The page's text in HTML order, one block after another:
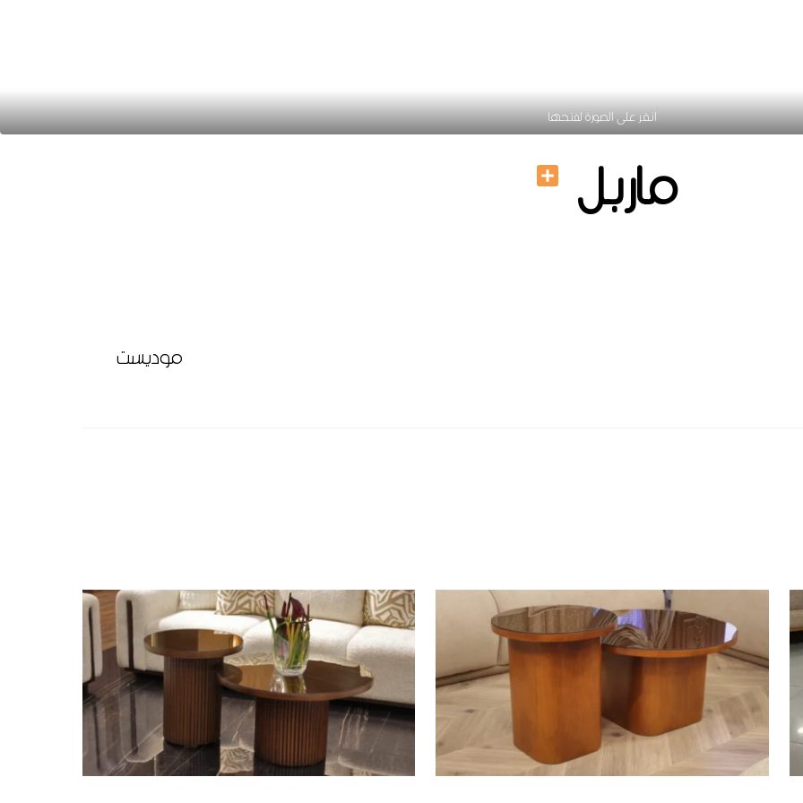
انقر على الصورة لفتحها
ماربل Share
موديست